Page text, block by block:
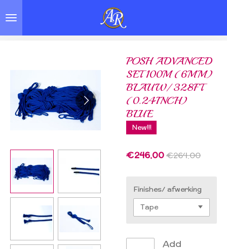
to
POSH ADVANCED
SET 100M (6MM)
BLAUW/ 328FT
(0.24INCH)
BLUE
New!!!
€246.00€264.00
Finishes/ afwerking
Add